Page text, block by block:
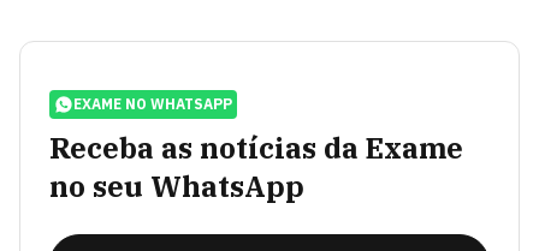
EXAME NO WHATSAPP
Receba as notícias da Exame
no seu WhatsApp